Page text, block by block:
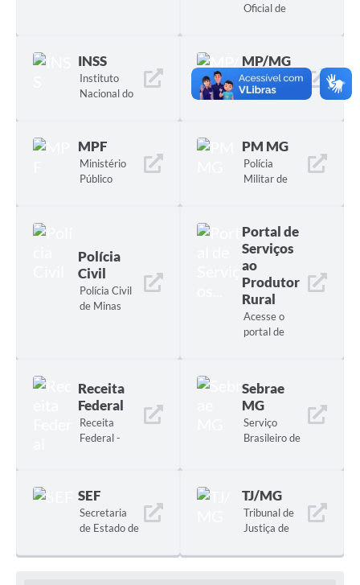
Oficial de
INSS
Instituto
Nacional do
MP/MG
Ministério
Público de
MPF
Ministério
Público
PM MG
Polícia
Militar de
Polícia
Civil
Polícia Civil
de Minas
Portal de
Serviços
ao
Produtor
Rural
Acesse o
portal de
(Instituto
Mineiro de
Agropecuári
a)
Receita
Federal
Receita
Federal -
Sebrae
MG
Serviço
Brasileiro de
Empresas
SEF
Secretaria
de Estado de
Minas
TJ/MG
Tribunal de
Justiça de
Gerais